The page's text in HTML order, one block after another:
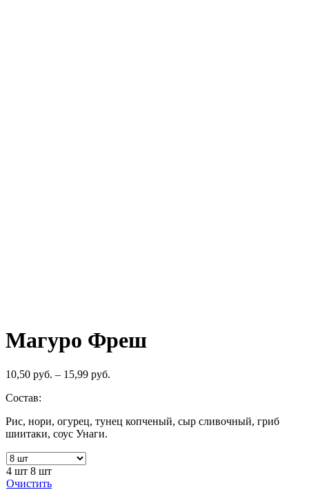
Магуро Фреш
10,50 руб. – 15,99 руб.
Состав:
Рис, нори, огурец, тунец копченый, сыр сливочный, гриб
шиитаки, соус Унаги.
4 шт 8 шт
Очистить